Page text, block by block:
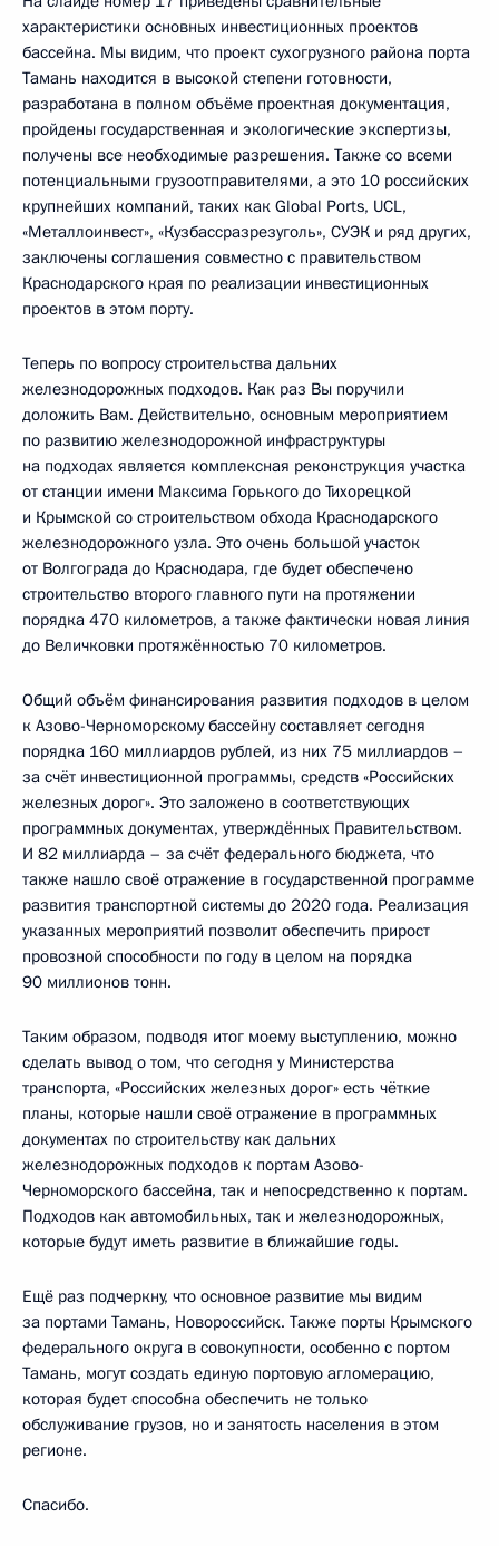
характеристики основных инвестиционных проектов
бассейна. Мы видим, что проект сухогрузного района порта
Тамань находится в высокой степени готовности,
разработана в полном объёме проектная документация,
пройдены государственная и экологические экспертизы,
получены все необходимые разрешения. Также со всеми
потенциальными грузоотправителями, а это 10 российских
крупнейших компаний, таких как Global Ports, UCL,
«Металлоинвест», «Кузбассразрезуголь», СУЭК и ряд других,
заключены соглашения совместно с правительством
Краснодарского края по реализации инвестиционных
проектов в этом порту.
Теперь по вопросу строительства дальних
железнодорожных подходов. Как раз Вы поручили
доложить Вам. Действительно, основным мероприятием
по развитию железнодорожной инфраструктуры
на подходах является комплексная реконструкция участка
от станции имени Максима Горького до Тихорецкой
и Крымской со строительством обхода Краснодарского
железнодорожного узла. Это очень большой участок
от Волгограда до Краснодара, где будет обеспечено
строительство второго главного пути на протяжении
порядка 470 километров, а также фактически новая линия
до Величковки протяжённостью 70 километров.
Общий объём финансирования развития подходов в целом
к Азово-Черноморскому бассейну составляет сегодня
порядка 160 миллиардов рублей, из них 75 миллиардов –
за счёт инвестиционной программы, средств «Российских
железных дорог». Это заложено в соответствующих
программных документах, утверждённых Правительством.
И 82 миллиарда – за счёт федерального бюджета, что
также нашло своё отражение в государственной программе
развития транспортной системы до 2020 года. Реализация
указанных мероприятий позволит обеспечить прирост
провозной способности по году в целом на порядка
90 миллионов тонн.
Таким образом, подводя итог моему выступлению, можно
сделать вывод о том, что сегодня у Министерства
транспорта, «Российских железных дорог» есть чёткие
планы, которые нашли своё отражение в программных
документах по строительству как дальних
железнодорожных подходов к портам Азово-
Черноморского бассейна, так и непосредственно к портам.
Подходов как автомобильных, так и железнодорожных,
которые будут иметь развитие в ближайшие годы.
Ещё раз подчеркну, что основное развитие мы видим
за портами Тамань, Новороссийск. Также порты Крымского
федерального округа в совокупности, особенно с портом
Тамань, могут создать единую портовую агломерацию,
которая будет способна обеспечить не только
обслуживание грузов, но и занятость населения в этом
регионе.
Спасибо.